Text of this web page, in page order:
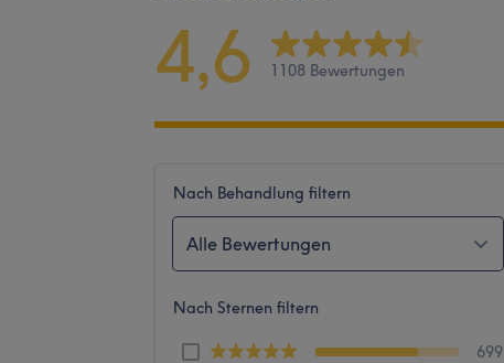
4,6 1108 Bewertungen
Nach Behandlung filtern
Alle Bewertungen
Nach Sternen filtern
699